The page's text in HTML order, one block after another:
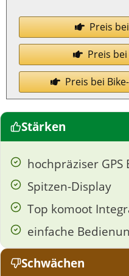
Preis
Preis
Preis bei
Stärken
hochpräziser GPS
Spitzen-Display
Top komoot
einfache
Schwächen